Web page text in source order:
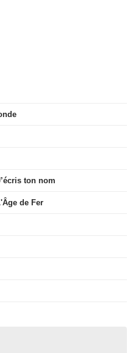
ton nom
de Fer